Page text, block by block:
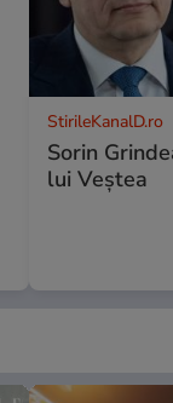
StirileKanalD.ro
Sorin
lui Veștea